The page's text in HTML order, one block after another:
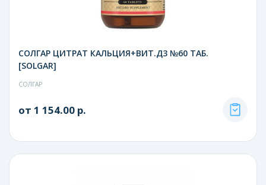
СОЛГАР ЦИТРАТ КАЛЬЦИЯ+ВИТ.Д3 №60 ТАБ.
[SOLGAR]
СОЛГАР
от 1 154.00 р.